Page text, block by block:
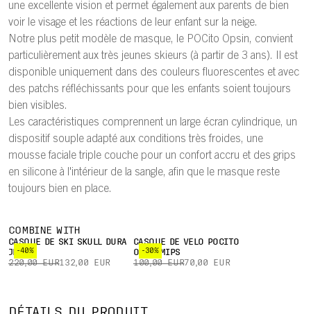
une excellente vision et permet également aux parents de bien
voir le visage et les réactions de leur enfant sur la neige.
Notre plus petit modèle de masque, le POCito Opsin, convient
particulièrement aux très jeunes skieurs (à partir de 3 ans). Il est
disponible uniquement dans des couleurs fluorescentes et avec
des patchs réfléchissants pour que les enfants soient toujours
bien visibles.
Les caractéristiques comprennent un large écran cylindrique, un
dispositif souple adapté aux conditions très froides, une
mousse faciale triple couche pour un confort accru et des grips
en silicone à l'intérieur de la sangle, afin que le masque reste
toujours bien en place.
COMBINE WITH
-40%
CASQUE DE SKI SKULL DURA
JR
220,00 EUR132,00 EUR
-30%
CASQUE DE VÉLO POCITO
OMNE MIPS
100,00 EUR70,00 EUR